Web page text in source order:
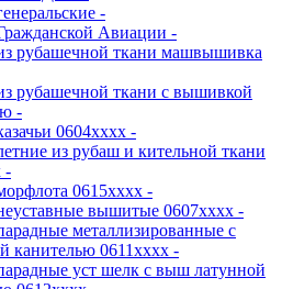
-
Авиации -
рубашечной ткани машвышивка
рубашечной ткани с вышивкой
-
0604хххх -
из рубаш и кительной ткани
-
0615хххх -
вышитые 0607хххх -
металлизированные с
канителью 0611хххх -
уст шелк с выш латунной